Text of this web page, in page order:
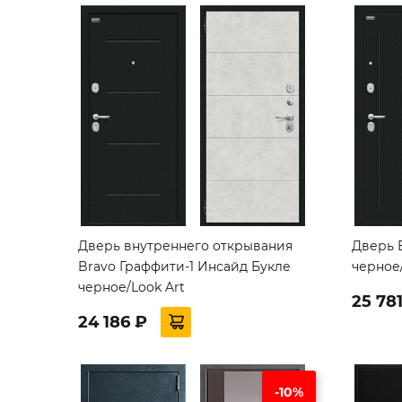
Дверь внутреннего открывания
Bravo Граффити-1 Инсайд Букле
черное/Look Art
24 186 ₽
Дверь
25
-10%